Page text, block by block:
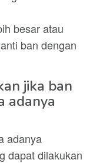
besar atau
ban dengan
jika ban
adanya
adanya
dapat dilakukan